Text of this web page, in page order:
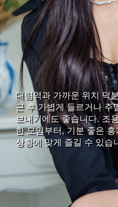
대림역과 가까운 위치 덕
근 후 가볍게 들르거나 주
보내기에도 좋습니다. 조
한 모임부터, 기분 좋은
상황에 맞게 즐길 수 있습